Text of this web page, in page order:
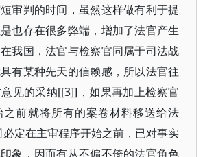
审判的时间，虽然这样做有利于提
也存在很多弊端，增加了法官产生
我国，法官与检察官同属于司法战
有某种先天的信赖感，所以法官往
见的采纳[[3]]，如果再加上检察官
前就将所有的案卷材料移送给法
必定在主审程序开始之前，已对事实
象，因而有从不偏不倚的法官角色